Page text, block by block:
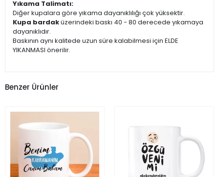
Yıkama Talimatı:
Diğer kupalara göre yıkama dayanıklılığı çok yüksektir.
Kupa bardaküzerindeki baskı 40 - 80 derecede yıkamaya
dayanıklıdır.
Baskının aynı kalitede uzun süre kalabilmesi için ELDE
YIKANMASI önerilir.
Benzer Ürünler